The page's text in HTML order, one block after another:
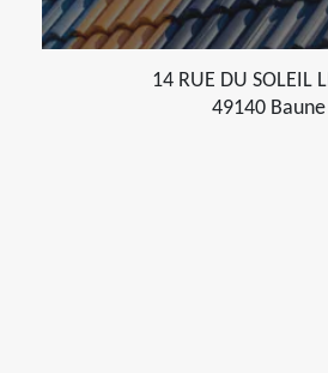
14 RUE DU SOLEIL
49140 Baune